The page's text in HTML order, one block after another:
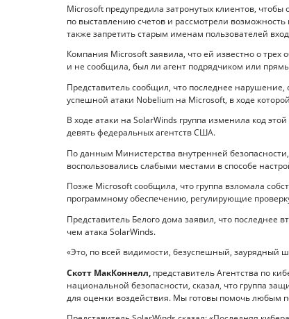
Microsoft предупредила затронутых клиентов,
по выставлению счетов и рассмотрели
также запретить старым именам пользователей
Компания Microsoft заявила, что ей известно о
и не сообщила, был ли агент подрядчиком или
Представитель сообщил, что последнее
успешной атаки Nobelium на Microsoft, в ходе
В ходе атаки на SolarWinds группа изменила код
девять федеральных агентств США.
По данным Министерства внутренней
воспользовались слабыми местами в способе
Позже Microsoft сообщила, что группа взломала
программному обеспечению, регулирующие
Представитель Белого дома заявил, что
чем атака SolarWinds.
«Это, по всей видимости, безуспешный, заурядный
Скотт МакКоннелл, представитель Агентства по
национальной безопасности, сказал, что группа
для оценки воздействия. Мы готовы помочь любым